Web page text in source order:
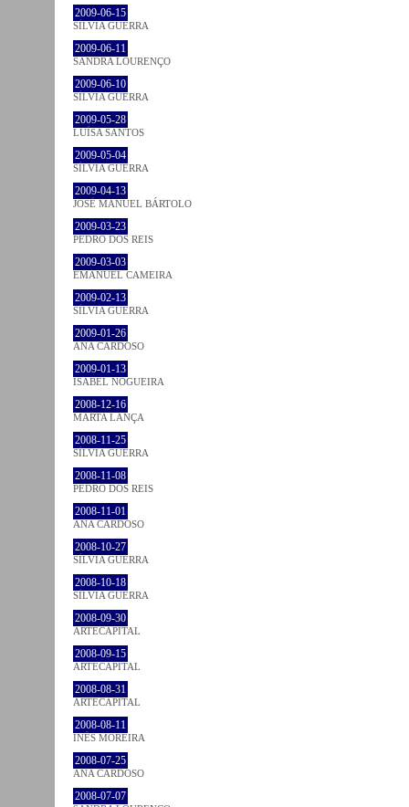
2009-06-15
SÍLVIA GUERRA
2009-06-11
SANDRA LOURENÇO
2009-06-10
SÍLVIA GUERRA
2009-05-28
LUÍSA SANTOS
2009-05-04
SÍLVIA GUERRA
2009-04-13
JOSÉ MANUEL BÁRTOLO
2009-03-23
PEDRO DOS REIS
2009-03-03
EMANUEL CAMEIRA
2009-02-13
SÍLVIA GUERRA
2009-01-26
ANA CARDOSO
2009-01-13
ISABEL NOGUEIRA
2008-12-16
MARTA LANÇA
2008-11-25
SÍLVIA GUERRA
2008-11-08
PEDRO DOS REIS
2008-11-01
ANA CARDOSO
2008-10-27
SÍLVIA GUERRA
2008-10-18
SÍLVIA GUERRA
2008-09-30
ARTECAPITAL
2008-09-15
ARTECAPITAL
2008-08-31
ARTECAPITAL
2008-08-11
INÊS MOREIRA
2008-07-25
ANA CARDOSO
2008-07-07